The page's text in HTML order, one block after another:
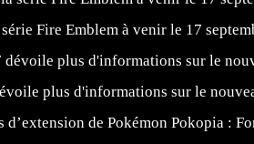
Fire Emblem à venir le 17
plus d'informations sur le